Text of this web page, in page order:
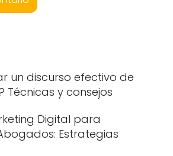
un discurso efectivo de
Técnicas y consejos
Digital para
Estrategias